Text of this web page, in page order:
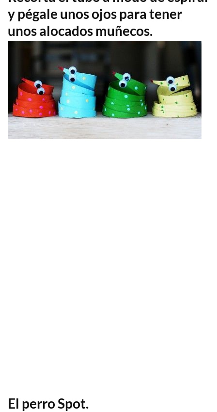
y pégale unos ojos para tener
unos alocados muñecos.
El perro Spot.